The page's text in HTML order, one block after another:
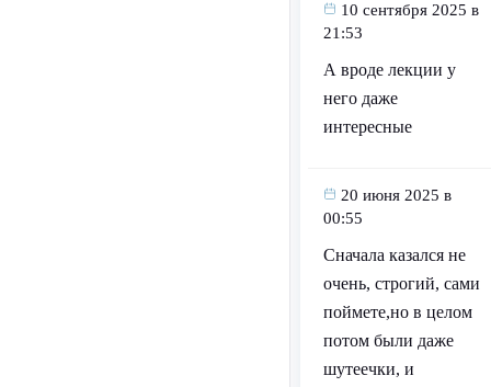
10 сентября 2025 в
21:53
А вроде лекции у
него даже
интересные
20 июня 2025 в
00:55
Сначала казался не
очень, строгий, сами
поймете,но в целом
потом были даже
шутеечки, и